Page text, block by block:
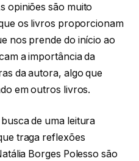
opiniões são muito
os livros proporcionam
nos prende do início ao
a importância da
da autora, algo que
em outros livros.
de uma leitura
traga reflexões
Borges Polesso são